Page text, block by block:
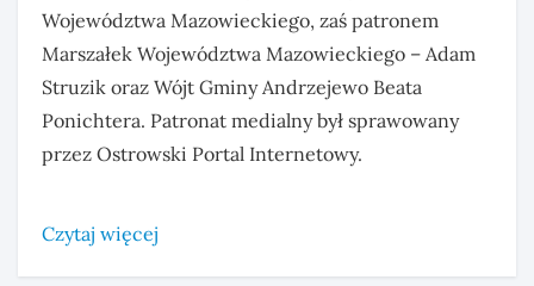
Województwa Mazowieckiego, zaś patronem
Marszałek Województwa Mazowieckiego – Adam
Struzik oraz Wójt Gminy Andrzejewo Beata
Ponichtera. Patronat medialny był sprawowany
przez Ostrowski Portal Internetowy.
Czytaj więcej